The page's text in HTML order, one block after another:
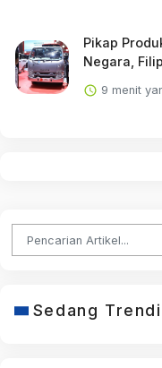
Pikap
Negara,
9 menit
Sedang